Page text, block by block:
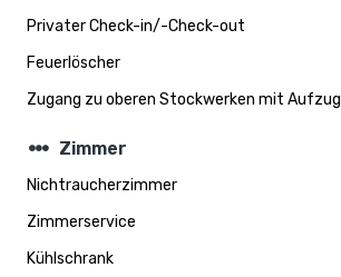
Privater Check-in/-Check-out
Feuerlöscher
Zugang zu oberen Stockwerken mit Aufzug
steppers Zimmer
Nichtraucherzimmer
Zimmerservice
Kühlschrank